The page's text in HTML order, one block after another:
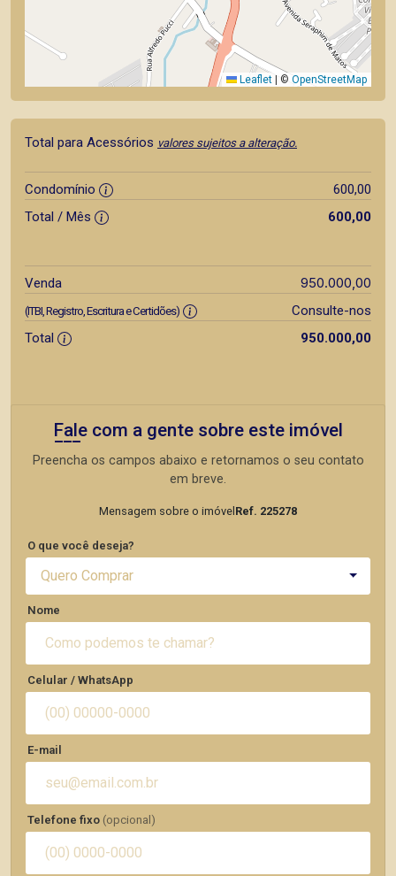
Leaflet © OpenStreetMap
Total para Acessórios valores sujeitos a alteração.
Condomínio
600,00
Total / Mês
600,00
Venda 950.000,00
(ITBI, Registro, Escritura e Certidões)
Consulte-nos
Total
950.000,00
Fale com a gente sobre este imóvel
Preencha os campos abaixo e retornamos o seu contato
em breve.
Mensagem sobre o imóvel Ref. 225278
O que você deseja?
Quero Comprar
Nome
Celular / WhatsApp
E-mail
Telefone fixo (opcional)